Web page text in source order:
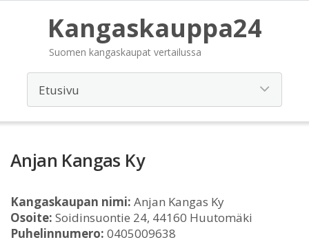
Kangaskauppa24
Suomen kangaskaupat vertailussa
Anjan Kangas Ky
Kangaskaupan nimi: Anjan Kangas Ky
Osoite: Soidinsuontie 24, 44160 Huutomäki
Puhelinnumero: 0405009638